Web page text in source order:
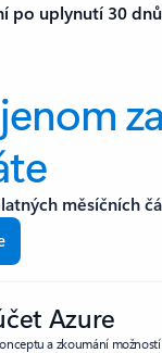
po uplynutí 30
měsíčních
Azure
a zkoumání možností